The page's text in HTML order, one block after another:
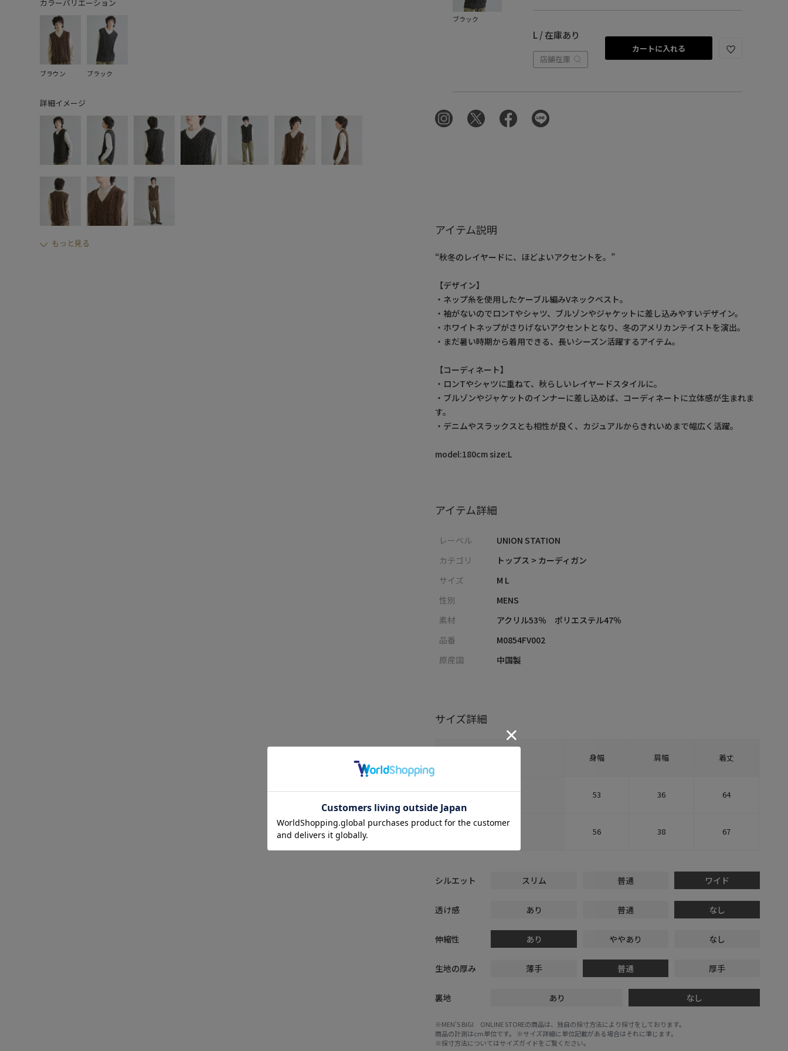
カラーバリエーション
ブラウン ブラック
詳細イメージ
もっと見る
ブラック
L / 在庫あり
店舗在庫
カートに入れる
アイテム説明
“秋冬のレイヤードに、ほどよいアクセントを。”
【デザイン】
・ネップ糸を使用したケーブル編みVネックベスト。
・袖がないのでロンTやシャツ、ブルゾンやジャケットに差し込みやすいデザイン。
・ホワイトネップがさりげないアクセントとなり、冬のアメリカンテイストを演出。
・まだ暑い時期から着用できる、長いシーズン活躍するアイテム。
【コーディネート】
・ロンTやシャツに重ねて、秋らしいレイヤードスタイルに。
・ブルゾンやジャケットのインナーに差し込めば、コーディネートに立体感が生まれま
す。
・デニムやスラックスとも相性が良く、カジュアルからきれいめまで幅広く活躍。
model:180cm size:L
アイテム詳細
レーベル
UNION STATION
カテゴリ
トップス > カーディガン
サイズ
M L
性別
MENS
素材
アクリル53％ ポリエステル47％
品番
M0854FV002
原産国
中国製
サイズ詳細
身幅 肩幅 着丈
M 53 36 64
56 38 67
シルエット スリム 普通 ワイド
透け感 あり 普通 なし
伸縮性 あり ややあり なし
生地の厚み 薄手 普通 厚手
裏地 あり なし
※MEN'S BIGI ONLINE STOREの商品は、独自の採寸方法により採寸をしております。
商品の計測はcm単位です。 ※サイズ詳細に単位記載がある場合はそれに準じます。
※採寸方法についてはサイズガイドをご覧ください。